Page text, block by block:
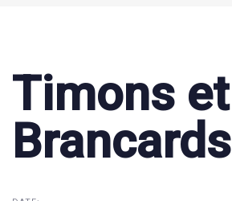
Timons et
Brancards